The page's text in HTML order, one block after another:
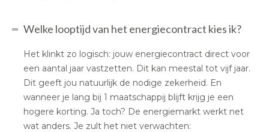
Welke looptijd van het energiecontract kies ik?
Het klinkt zo logisch: jouw energiecontract direct voor
een aantal jaar vastzetten. Dit kan meestal tot vijf jaar.
Dit geeft jou natuurlijk de nodige zekerheid. En
wanneer je lang bij 1 maatschappij blijft krijg je een
hogere korting. Ja toch? De energiemarkt werkt net
wat anders. Je zult het niet verwachten: